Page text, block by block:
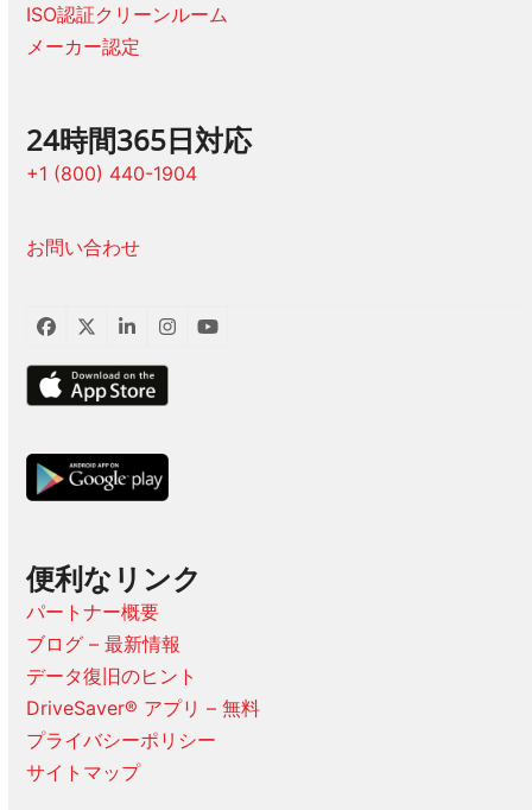
ISO認証クリーンルーム
メーカー認定
24時間365日対応
+1 (800) 440-1904
お問い合わせ
フ
イ
ス
ブ
ク
ツ
ッ
タ
ー
LinkedIn
イ
ス
グ
ム
ユ
便利なリンク
パートナー概要
ブログ – 最新情報
データ復旧のヒント
DriveSaver® アプリ – 無料
プライバシーポリシー
サイトマップ